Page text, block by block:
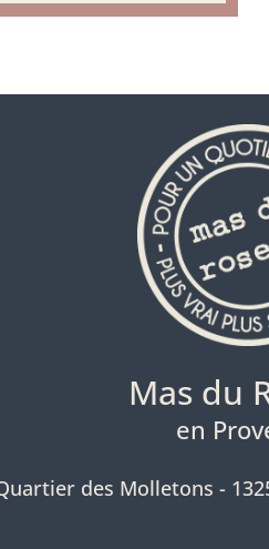
Mas du
en
des Molletons -